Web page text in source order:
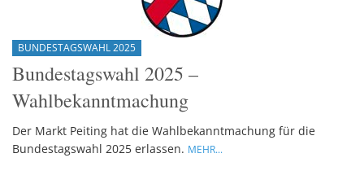
BUNDESTAGSWAHL 2025
Bundestagswahl 2025 –
Wahlbekanntmachung
Der Markt Peiting hat die Wahlbekanntmachung für die
Bundestagswahl 2025 erlassen. MEHR...